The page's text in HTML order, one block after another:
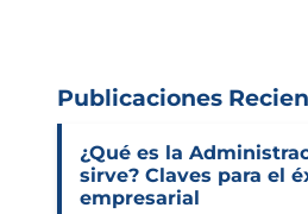
Publicaciones
¿Qué es la
sirve? Claves para el
empresarial